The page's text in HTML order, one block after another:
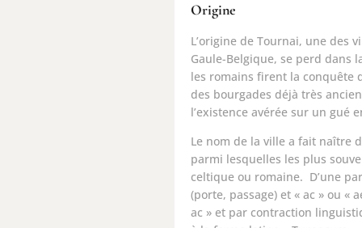
Origine
L’origine de Tournai, une des
Gaule-Belgique, se perd dans
les romains firent la conquête
des bourgades déjà très
l’existence avérée sur un gué
Le nom de la ville a fait naître
parmi lesquelles les plus
celtique ou romaine. D’une
(porte, passage) et « ac » ou «
ac » et par contraction